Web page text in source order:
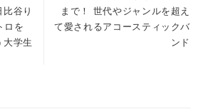
谷り
ロを
大学生
まで！ 世代やジャンルを超え
て愛されるアコースティックバ
ンド